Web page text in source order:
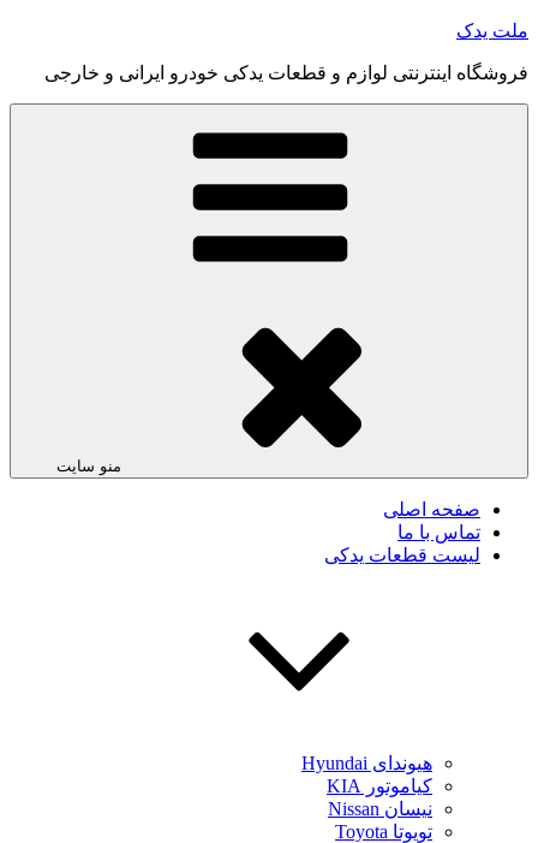
رفتن
محتوا
ملت یدک
فروشگاه اینترنتی لوازم و قطعات یدکی خودرو ایرانی و خارجی
منو سایت
صفحه اصلی
تماس با ما
لیست قطعات یدکی
هیوندای Hyundai
کیاموتور KIA
نیسان Nissan
تویوتا Toyota